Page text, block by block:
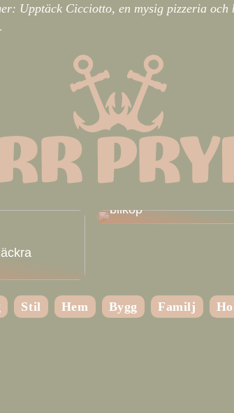
Upptäck Cicciotto, en mysig pizzeria
bilköp
Stil Hem Bygg Familj